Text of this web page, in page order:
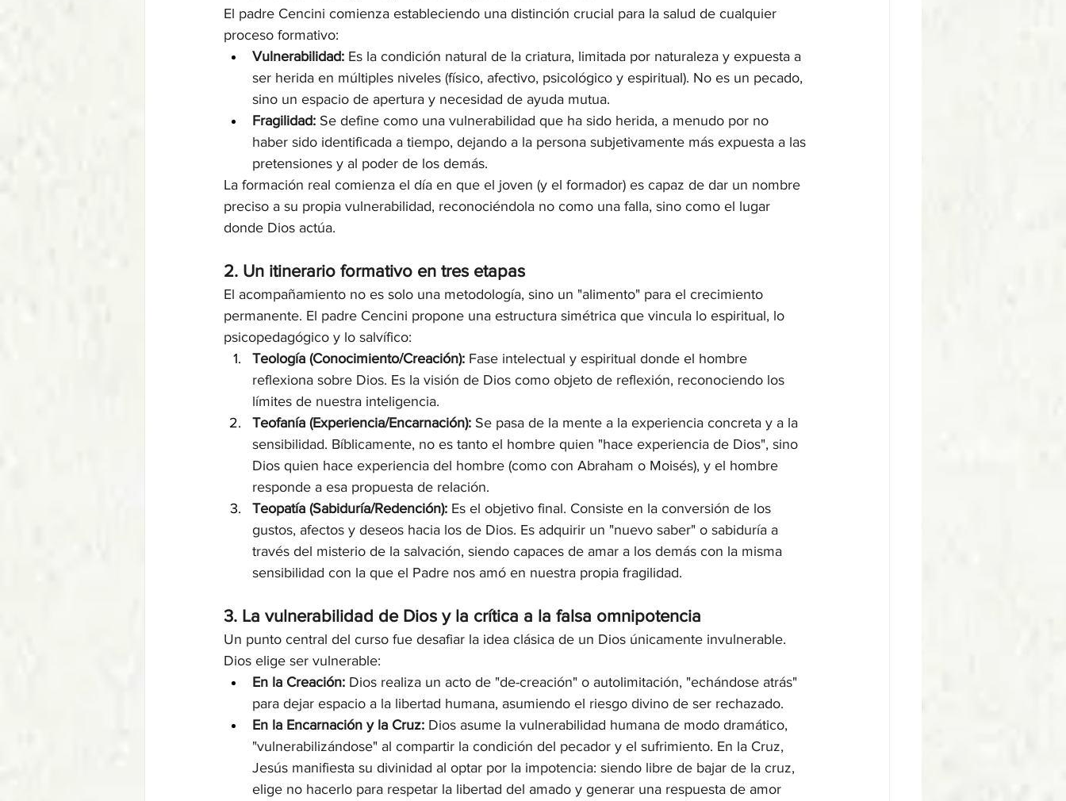
El padre Cencini comienza estableciendo una distinción crucial para la salud de cualquier
proceso formativo:
Vulnerabilidad: Es la condición natural de la criatura, limitada por naturaleza y expuesta a
ser herida en múltiples niveles (físico, afectivo, psicológico y espiritual). No es un pecado,
sino un espacio de apertura y necesidad de ayuda mutua.
Fragilidad: Se define como una vulnerabilidad que ha sido herida, a menudo por no
haber sido identificada a tiempo, dejando a la persona subjetivamente más expuesta a las
pretensiones y al poder de los demás.
La formación real comienza el día en que el joven (y el formador) es capaz de dar un nombre
preciso a su propia vulnerabilidad, reconociéndola no como una falla, sino como el lugar
donde Dios actúa.
2. Un itinerario formativo en tres etapas
El acompañamiento no es solo una metodología, sino un "alimento" para el crecimiento
permanente. El padre Cencini propone una estructura simétrica que vincula lo espiritual, lo
psicopedagógico y lo salvífico:
Teología (Conocimiento/Creación): Fase intelectual y espiritual donde el hombre
reflexiona sobre Dios. Es la visión de Dios como objeto de reflexión, reconociendo los
límites de nuestra inteligencia.
Teofanía (Experiencia/Encarnación): Se pasa de la mente a la experiencia concreta y a la
sensibilidad. Bíblicamente, no es tanto el hombre quien "hace experiencia de Dios", sino
Dios quien hace experiencia del hombre (como con Abraham o Moisés), y el hombre
responde a esa propuesta de relación.
Teopatía (Sabiduría/Redención): Es el objetivo final. Consiste en la conversión de los
gustos, afectos y deseos hacia los de Dios. Es adquirir un "nuevo saber" o sabiduría a
través del misterio de la salvación, siendo capaces de amar a los demás con la misma
sensibilidad con la que el Padre nos amó en nuestra propia fragilidad.
3. La vulnerabilidad de Dios y la crítica a la falsa omnipotencia
Un punto central del curso fue desafiar la idea clásica de un Dios únicamente invulnerable.
Dios elige ser vulnerable:
En la Creación: Dios realiza un acto de "de-creación" o autolimitación, "echándose atrás"
para dejar espacio a la libertad humana, asumiendo el riesgo divino de ser rechazado.
En la Encarnación y la Cruz: Dios asume la vulnerabilidad humana de modo dramático,
"vulnerabilizándose" al compartir la condición del pecador y el sufrimiento. En la Cruz,
Jesús manifiesta su divinidad al optar por la impotencia: siendo libre de bajar de la cruz,
elige no hacerlo para respetar la libertad del amado y generar una respuesta de amor